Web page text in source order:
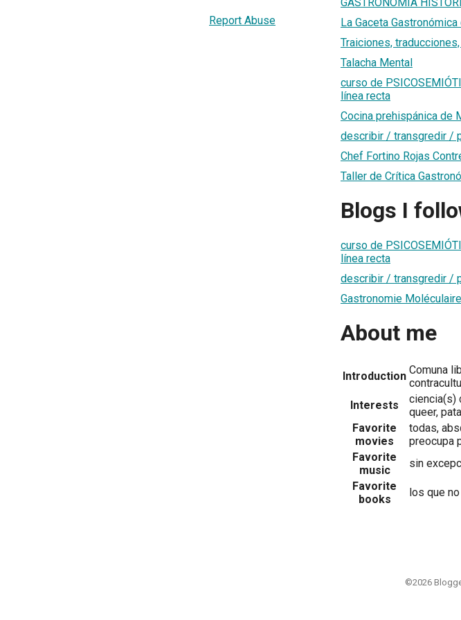
Report Abuse
La Gaceta
Traiciones,
Talacha Mental
curso de
línea recta
Cocina prehispánica de
describir / transgredir /
Chef Fortino Rojas
Taller de Crítica
Blogs I
curso de
línea recta
describir / transgredir /
Gastronomie
About me
Introduction Comuna
Interests
ciencia(s)
queer,
Favorite
movies
todas,
preocupa
Favorite
music
sin
Favorite
books
los que
©2026